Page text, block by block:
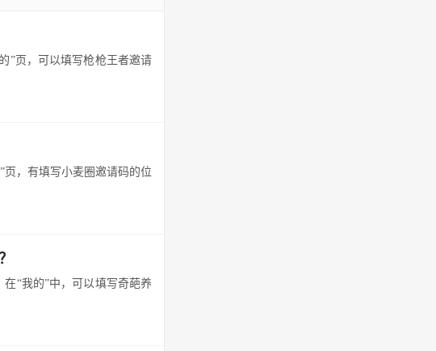
”页，可以填写枪枪王者邀请
页，有填写小麦圈邀请码的位
“我的”中，可以填写奇葩养